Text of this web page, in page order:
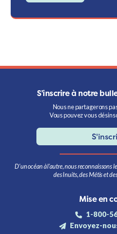
S'inscrire à notre
Nous ne partagerons
Vous pouvez vous
D’un océan à l’autre, nous reconnaissons
des Inuits, des Métis et
Mise en
1-800-
Envoyez-